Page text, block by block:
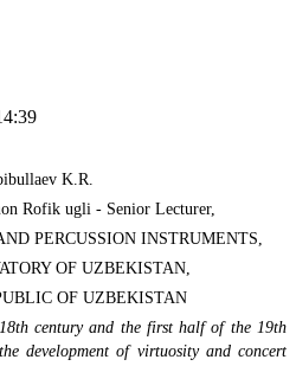
K.R.
Rofik ugli - Senior Lecturer,
PERCUSSION INSTRUMENTS,
OF UZBEKISTAN,
OF UZBEKISTAN
century and the first half of the 19th
development of virtuosity and concert